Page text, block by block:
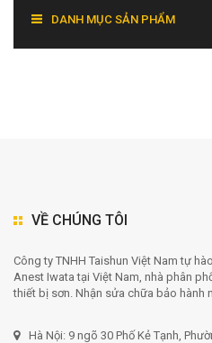
DANH MỤC SẢN PHẨM
VỀ CHÚNG TÔI
Công ty TNHH Taishun Việt Nam tự
Anest Iwata tại Việt Nam, nhà phân
thiết bị sơn. Nhận sửa chữa bảo hành
Hà Nội: 9 ngõ 30 Phố Kẻ Tạnh,